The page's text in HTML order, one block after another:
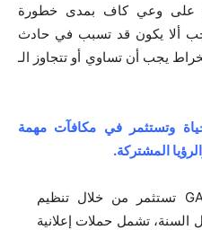
على وعي كاف بمدى خطورة
ألا يكون قد تسبب في حادث
يجب أن تساوي أو تتجاوز الـ
وتستثمر في مكافآت مهمة
المشتركة.
بعيدا عن المكافآت، تأمينات GAT تستثمر من خلال تنظيم
السنة، تشمل حملات إعلانية